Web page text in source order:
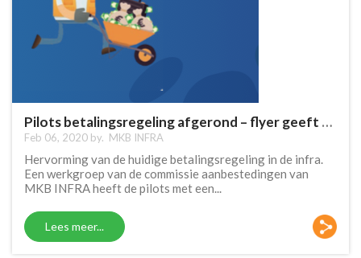
Pilots betalingsregeling afgerond – flyer geeft helder strekking weer.
Feb 06, 2020 by. MKB INFRA
Hervorming van de huidige betalingsregeling in de infra.
Een werkgroep van de commissie aanbestedingen van
MKB INFRA heeft de pilots met een...
Lees meer...